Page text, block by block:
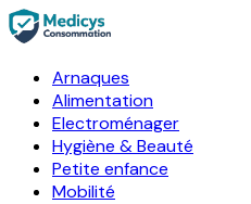
Arnaques
Alimentation
Electroménager
Hygiène & Beauté
Petite enfance
Mobilité